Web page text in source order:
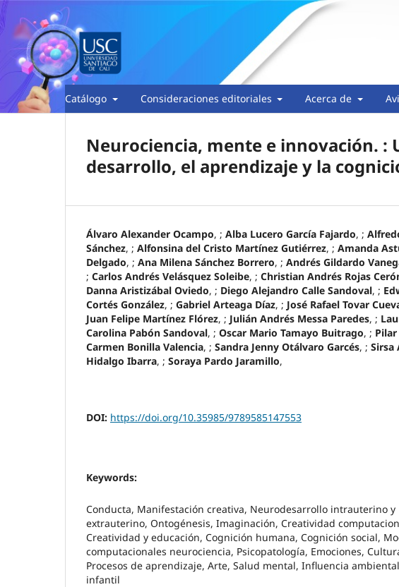
Catálogo Consideraciones editoriales Acerca de
Neurociencia, mente e innovación. :
desarrollo, el aprendizaje y la
Álvaro Alexander Ocampo, ; Alba Lucero García Fajardo, ;
Sánchez, ; Alfonsina del Cristo Martínez Gutiérrez, ; Amanda
Delgado, ; Ana Milena Sánchez Borrero, ; Andrés Gildardo
; Carlos Andrés Velásquez Soleibe, ; Christian Andrés Rojas
Danna Aristizábal Oviedo, ; Diego Alejandro Calle Sandoval, ;
Cortés González, ; Gabriel Arteaga Díaz, ; José Rafael Tovar
Juan Felipe Martínez Flórez, ; Julián Andrés Messa Paredes, ;
Carolina Pabón Sandoval, ; Oscar Mario Tamayo Buitrago, ;
Carmen Bonilla Valencia, ; Sandra Jenny Otálvaro Garcés, ; Sirsa
Hidalgo Ibarra, ; Soraya Pardo Jaramillo,
DOI: https://doi.org/10.35985/9789585147553
Keywords:
Conducta, Manifestación creativa, Neurodesarrollo intrauterino y
extrauterino, Ontogénesis, Imaginación, Creatividad
Creatividad y educación, Cognición humana, Cognición social,
computacionales neurociencia, Psicopatología, Emociones,
Procesos de aprendizaje, Arte, Salud mental, Influencia
infantil